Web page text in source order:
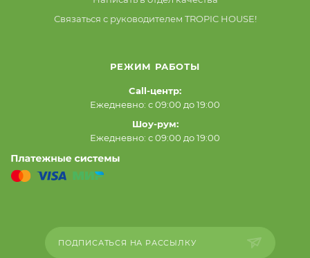
Связаться с руководителем TROPIC HOUSE!
РЕЖИМ РАБОТЫ
Call-центр:
Ежедневно: с 09:00 до 19:00
Шоу-рум:
Ежедневно: с 09:00 до 19:00
ПОДПИСАТЬСЯ НА РАССЫЛКУ